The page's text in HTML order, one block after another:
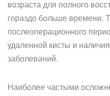
возраста для полного
гораздо больше времени.
послеоперационного
удаленной кисты и
заболеваний.
Наиболее частыми